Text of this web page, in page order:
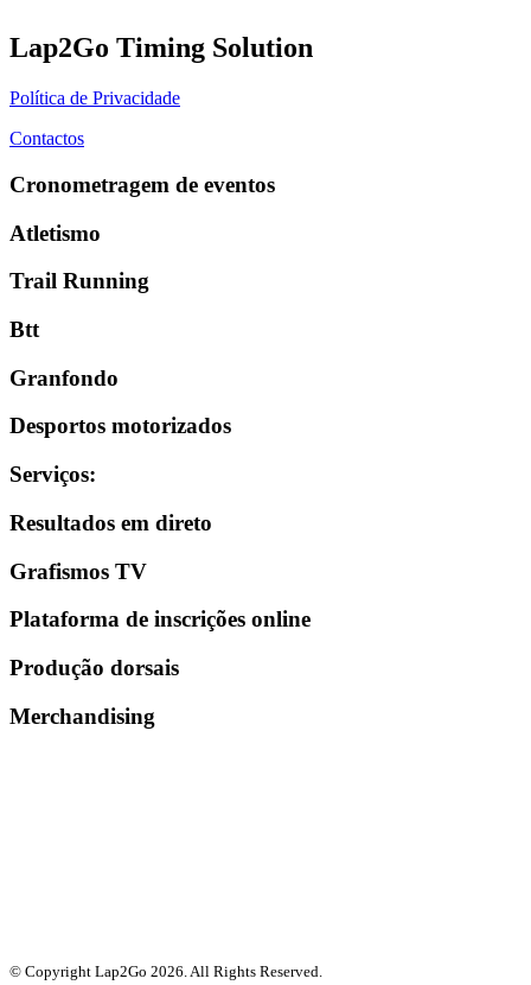
Lap2Go Timing Solution
Política de Privacidade
Contactos
Cronometragem de eventos
Atletismo
Trail Running
Btt
Granfondo
Desportos motorizados
Serviços:
Resultados em direto
Grafismos TV
Plataforma de inscrições online
Produção dorsais
Merchandising
© Copyright Lap2Go 2026. All Rights Reserved.